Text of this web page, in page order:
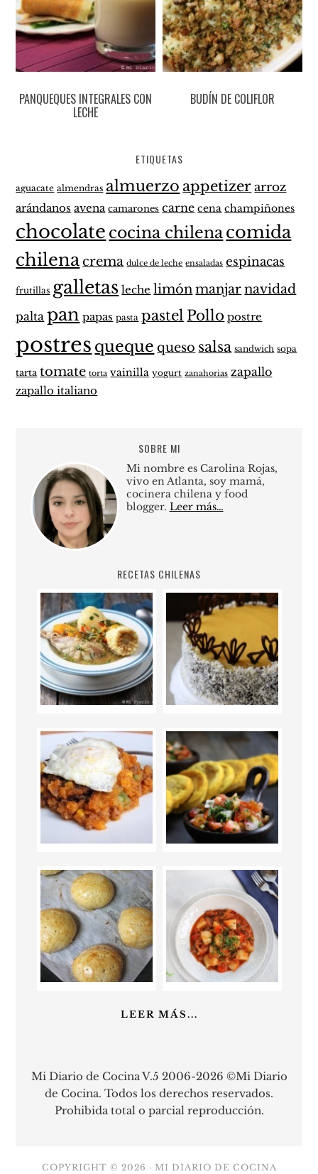
PANQUEQUES INTEGRALES CON
LECHE
BUDÍN DE COLIFLOR
ETIQUETAS
aguacate almendras almuerzo appetizer arroz
arándanos avena camarones carne cena champiñones
chocolate cocina chilenacomida
chilenacrema dulce de leche ensaladas espinacas
frutillas galletas leche limónmanjarnavidad
palta pan papas pasta pastel Pollo postre
postres queque queso salsa sandwich sopa
tarta tomate torta vainilla yogurt zanahorias zapallo
zapallo italiano
SOBRE MI
Mi nombre es Carolina Rojas,
vivo en Atlanta, soy mamá,
cocinera chilena y food
blogger. Leer más…
RECETAS CHILENAS
LEER MÁS...
Mi Diario de Cocina V.5 2006-2026 ©Mi Diario
de Cocina. Todos los derechos reservados.
Prohibida total o parcial reproducción.
COPYRIGHT © 2026 · MI DIARIO DE COCINA